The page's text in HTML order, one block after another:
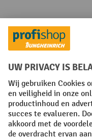
Talen
FR NL
Algemene
Privacyverklaring
All prices excl. VAT plus